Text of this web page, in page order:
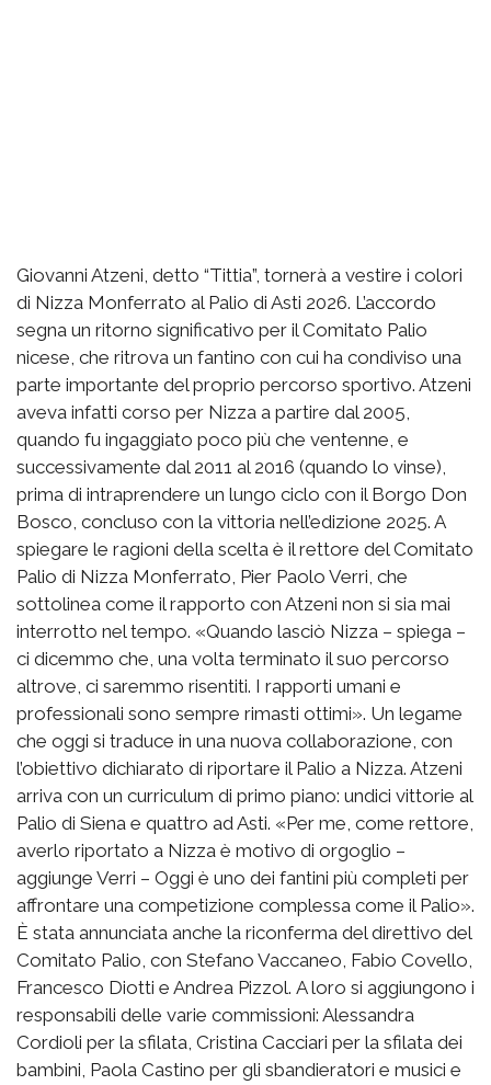
Giovanni Atzeni, detto “Tittia”, tornerà a vestire i colori
di Nizza Monferrato al Palio di Asti 2026. L’accordo
segna un ritorno significativo per il Comitato Palio
nicese, che ritrova un fantino con cui ha condiviso una
parte importante del proprio percorso sportivo. Atzeni
aveva infatti corso per Nizza a partire dal 2005,
quando fu ingaggiato poco più che ventenne, e
successivamente dal 2011 al 2016 (quando lo vinse),
prima di intraprendere un lungo ciclo con il Borgo Don
Bosco, concluso con la vittoria nell’edizione 2025. A
spiegare le ragioni della scelta è il rettore del Comitato
Palio di Nizza Monferrato, Pier Paolo Verri, che
sottolinea come il rapporto con Atzeni non si sia mai
interrotto nel tempo. «Quando lasciò Nizza – spiega –
ci dicemmo che, una volta terminato il suo percorso
altrove, ci saremmo risentiti. I rapporti umani e
professionali sono sempre rimasti ottimi». Un legame
che oggi si traduce in una nuova collaborazione, con
l’obiettivo dichiarato di riportare il Palio a Nizza. Atzeni
arriva con un curriculum di primo piano: undici vittorie al
Palio di Siena e quattro ad Asti. «Per me, come rettore,
averlo riportato a Nizza è motivo di orgoglio –
aggiunge Verri – Oggi è uno dei fantini più completi per
affrontare una competizione complessa come il Palio».
È stata annunciata anche la riconferma del direttivo del
Comitato Palio, con Stefano Vaccaneo, Fabio Covello,
Francesco Diotti e Andrea Pizzol. A loro si aggiungono i
responsabili delle varie commissioni: Alessandra
Cordioli per la sfilata, Cristina Cacciari per la sfilata dei
bambini, Paola Castino per gli sbandieratori e musici e